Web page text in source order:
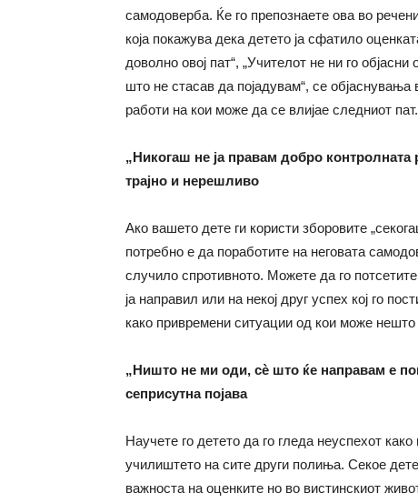
самодоверба. Ќе го препознаете ова во
која покажува дека детето ја сфатило
доволно овој пат“, „Учителот не ни го
што не стасав да појадувам“, се
работи на кои може да се влијае следниот пат.
„Никогаш не ја правам добро контролната
трајно и нерешливо
Ако вашето дете ги користи зборовите
потребно е да поработите на неговата
случило спротивното. Можете да го
ја направил или на некој друг успех кој го
како привремени ситуации од кои може
„Ништо не ми оди, сѐ што ќе направам е
сеприсутна појава
Научете го детето да го гледа неуспехот
училиштето на сите други полиња. Секое
важноста на оценките но во вистинскиот